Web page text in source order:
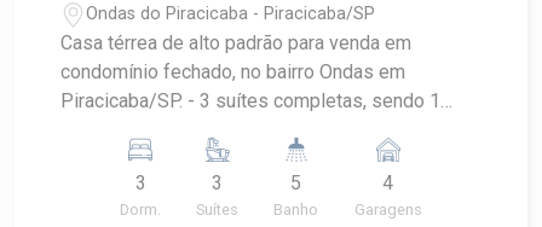
Ondas do Piracicaba - Piracicaba/SP
Casa térrea de alto padrão para venda em
condomínio fechado, no bairro Ondas em
Piracicaba/SP. - 3 suítes completas, sendo 1
ambientes integrada à cozinha com ilha; - Espaço
gourmet completo; - Piscina privativa; - Banheiro
externo; - Área de serviço coberta e com armário;
3
Dorm.
3
Suítes
5
Banho
4
Garagens